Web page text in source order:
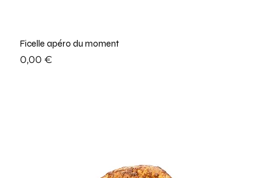
Ficelle apéro du moment
Prix
0,00 €